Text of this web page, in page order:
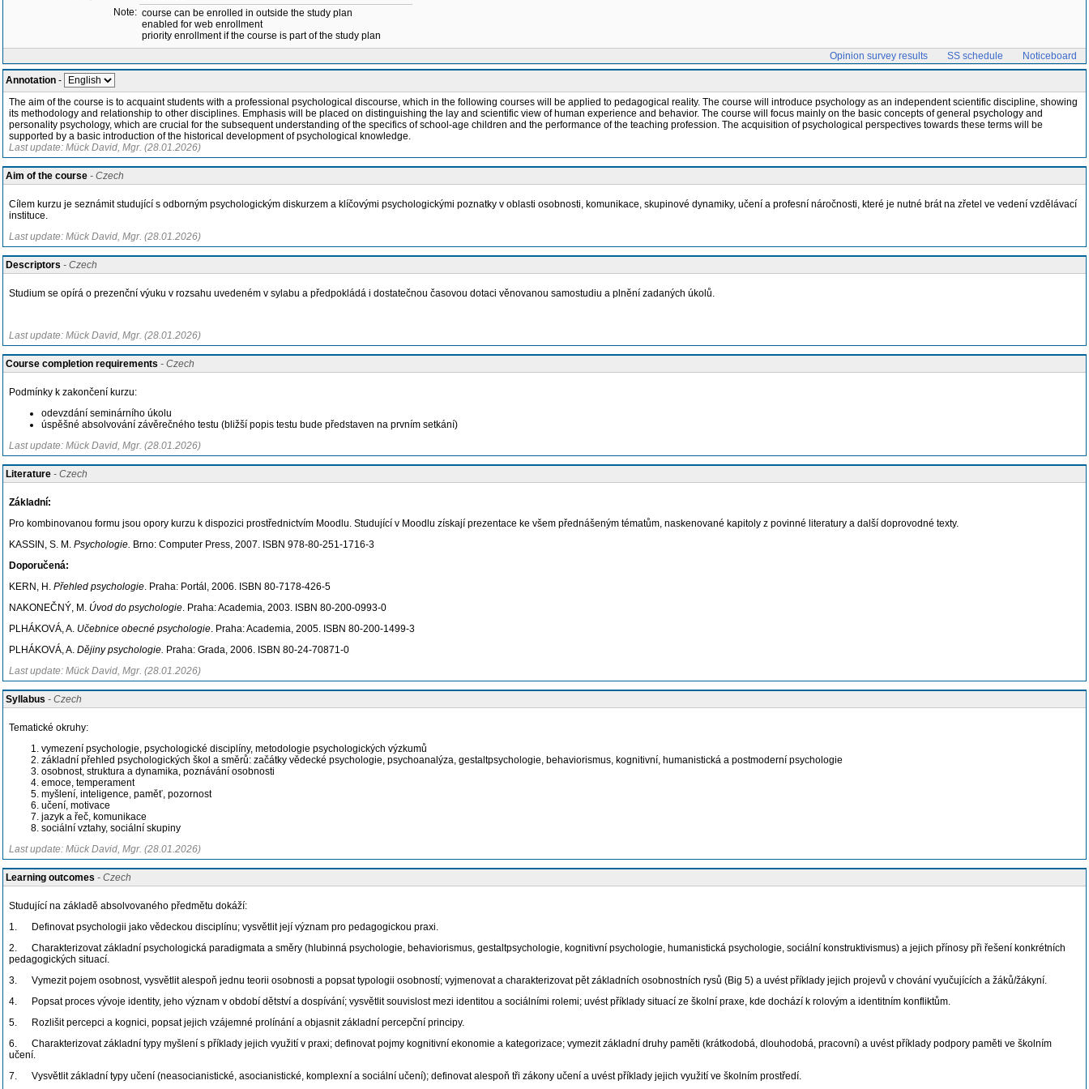
Note: course can be enrolled in outside the study plan
enabled for web enrollment
priority enrollment if the course is part of the study plan
Opinion survey results SS schedule Noticeboard
Annotation -
The aim of the course is to acquaint students with a professional psychological discourse, which in the following courses will be applied to pedagogical reality. The course will introduce psychology as an independent scientific discipline, showing
its methodology and relationship to other disciplines. Emphasis will be placed on distinguishing the lay and scientific view of human experience and behavior. The course will focus mainly on the basic concepts of general psychology and
personality psychology, which are crucial for the subsequent understanding of the specifics of school-age children and the performance of the teaching profession. The acquisition of psychological perspectives towards these terms will be
supported by a basic introduction of the historical development of psychological knowledge.
Last update: Mück David, Mgr. (28.01.2026)
Aim of the course - Czech
Cílem kurzu je seznámit studující s odborným psychologickým diskurzem a klíčovými psychologickými poznatky v oblasti osobnosti, komunikace, skupinové dynamiky, učení a profesní náročnosti, které je nutné brát na zřetel ve vedení vzdělávací
instituce.
Last update: Mück David, Mgr. (28.01.2026)
Descriptors - Czech
Studium se opírá o prezenční výuku v rozsahu uvedeném v sylabu a předpokládá i dostatečnou časovou dotaci věnovanou samostudiu a plnění zadaných úkolů.
Last update: Mück David, Mgr. (28.01.2026)
Course completion requirements - Czech
Podmínky k zakončení kurzu:
odevzdání seminárního úkolu
úspěšné absolvování závěrečného testu (bližší popis testu bude představen na prvním setkání)
Last update: Mück David, Mgr. (28.01.2026)
Literature - Czech
Základní:
Pro kombinovanou formu jsou opory kurzu k dispozici prostřednictvím Moodlu. Studující v Moodlu získají prezentace ke všem přednášeným tématům, naskenované kapitoly z povinné literatury a další doprovodné texty.
KASSIN, S. M. Psychologie. Brno: Computer Press, 2007. ISBN 978-80-251-1716-3
Doporučená:
KERN, H. Přehled psychologie. Praha: Portál, 2006. ISBN 80-7178-426-5
NAKONEČNÝ, M. Úvod do psychologie. Praha: Academia, 2003. ISBN 80-200-0993-0
PLHÁKOVÁ, A. Učebnice obecné psychologie. Praha: Academia, 2005. ISBN 80-200-1499-3
PLHÁKOVÁ, A. Dějiny psychologie. Praha: Grada, 2006. ISBN 80-24-70871-0
Last update: Mück David, Mgr. (28.01.2026)
Syllabus - Czech
Tematické okruhy:
vymezení psychologie, psychologické disciplíny, metodologie psychologických výzkumů
základní přehled psychologických škol a směrů: začátky vědecké psychologie, psychoanalýza, gestaltpsychologie, behaviorismus, kognitivní, humanistická a postmoderní psychologie
osobnost, struktura a dynamika, poznávání osobnosti
emoce, temperament
myšlení, inteligence, paměť, pozornost
učení, motivace
jazyk a řeč, komunikace
sociální vztahy, sociální skupiny
Last update: Mück David, Mgr. (28.01.2026)
Learning outcomes - Czech
Studující na základě absolvovaného předmětu dokáží:
1. Definovat psychologii jako vědeckou disciplínu; vysvětlit její význam pro pedagogickou praxi.
2. Charakterizovat základní psychologická paradigmata a směry (hlubinná psychologie, behaviorismus, gestaltpsychologie, kognitivní psychologie, humanistická psychologie, sociální konstruktivismus) a jejich přínosy při řešení konkrétních
pedagogických situací.
3. Vymezit pojem osobnost, vysvětlit alespoň jednu teorii osobnosti a popsat typologii osobností; vyjmenovat a charakterizovat pět základních osobnostních rysů (Big 5) a uvést příklady jejich projevů v chování vyučujících a žáků/žákyní.
4. Popsat proces vývoje identity, jeho význam v období dětství a dospívání; vysvětlit souvislost mezi identitou a sociálními rolemi; uvést příklady situací ze školní praxe, kde dochází k rolovým a identitním konfliktům.
5. Rozlišit percepci a kognici, popsat jejich vzájemné prolínání a objasnit základní percepční principy.
6. Charakterizovat základní typy myšlení s příklady jejich využití v praxi; definovat pojmy kognitivní ekonomie a kategorizace; vymezit základní druhy paměti (krátkodobá, dlouhodobá, pracovní) a uvést příklady podpory paměti ve školním
učení.
7. Vysvětlit základní typy učení (neasocianistické, asocianistické, komplexní a sociální učení); definovat alespoň tři zákony učení a uvést příklady jejich využití ve školním prostředí.